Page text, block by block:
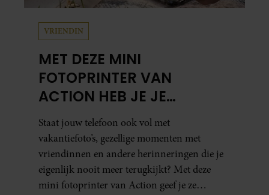
VRIENDIN
MET DEZE MINI
FOTOPRINTER VAN
ACTION HEB JE JE
FAVORIETE FOTO’S BINNEN
ÉÉN MINUUT IN HANDEN
Staat jouw telefoon ook vol met
vakantiefoto’s, gezellige momenten met
vriendinnen en andere herinneringen die je
eigenlijk nooit meer terugkijkt? Met deze
mini fotoprinter van Action geef je ze